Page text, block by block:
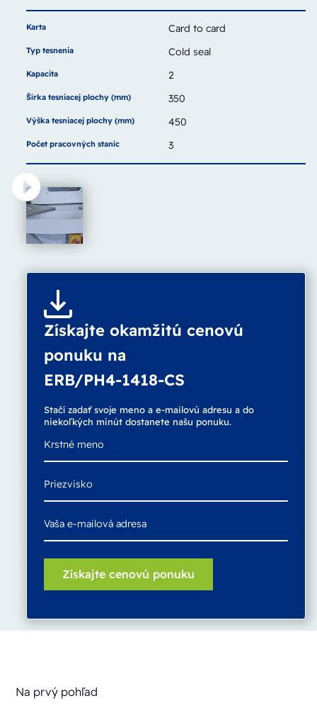
Karta Card to card
Typ tesnenia Cold seal
Kapacita 2
Šírka tesniacej plochy (mm) 350
Výška tesniacej plochy (mm) 450
Počet pracovných staníc 3
Získajte okamžitú cenovú
ponuku na
ERB/PH4-1418-CS
Stačí zadať svoje meno a e-mailovú adresu a do
niekoľkých minút dostanete našu ponuku.
Na prvý pohľad